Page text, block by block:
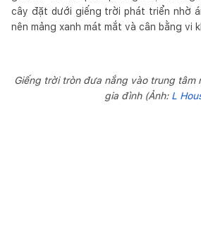
cây đặt dưới giếng trời phát triển nhờ
nên mảng xanh mát mắt và cân bằng vi
Giếng trời tròn đưa nắng vào trung tâm
gia đình (Ảnh: L